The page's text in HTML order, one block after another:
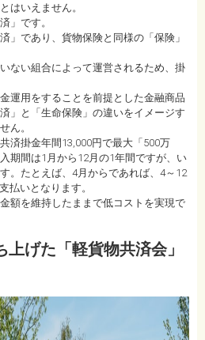
はいえません。
」です。
」であり、貨物保険と同様の「保険」
ない組合によって運営されるため、掛
運用をすることを前提とした金融商品
」と「生命保険」の違いをイメージす
ん。
済掛金年間13,000円で最大「500万
期間は1月から12月の1年間ですが、い
。たとえば、4月からであれば、4～12
払いとなります。
額を維持したままで低コストを実現で
上げた「軽貨物共済会」